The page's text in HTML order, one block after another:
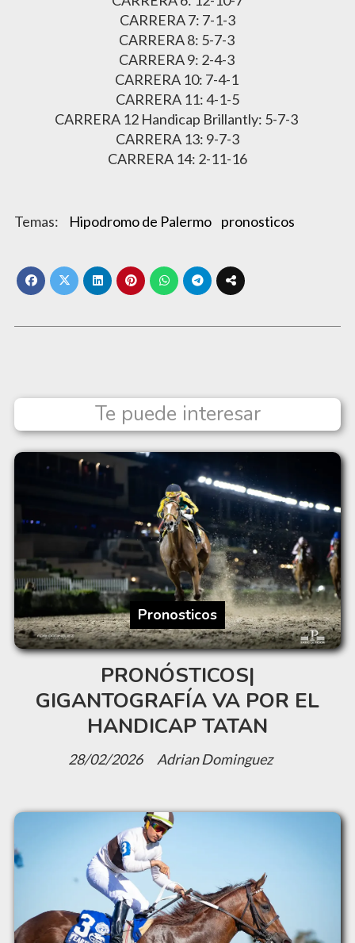
CARRERA 7: 7-1-3
CARRERA 8: 5-7-3
CARRERA 9: 2-4-3
CARRERA 10: 7-4-1
CARRERA 11: 4-1-5
CARRERA 12 Handicap Brillantly: 5-7-3
CARRERA 13: 9-7-3
CARRERA 14: 2-11-16
Hipodromo de Palermo pronosticos
Te puede interesar
PRONÓSTICOS|
GIGANTOGRAFÍA VA POR EL
HANDICAP TATAN
Adrian Dominguez
Pronosticos
28/02/2026